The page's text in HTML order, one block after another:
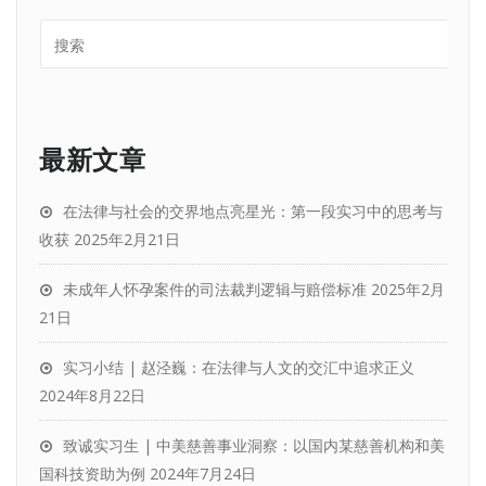
最新文章
在法律与社会的交界地点亮星光：第一段实习中的思考与
收获 2025年2月21日
未成年人怀孕案件的司法裁判逻辑与赔偿标准 2025年2月
21日
实习小结 | 赵泾巍：在法律与人文的交汇中追求正义
2024年8月22日
致诚实习生 | 中美慈善事业洞察：以国内某慈善机构和美
国科技资助为例 2024年7月24日